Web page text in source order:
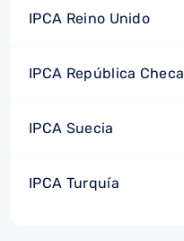
IPCA Reino Unido
IPCA República Checa
IPCA Suecia
IPCA Turquía